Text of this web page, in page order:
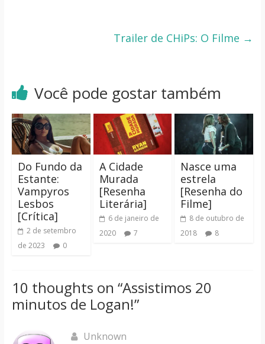
Trailer de CHiPs: O Filme →
Você pode gostar também
Do Fundo da
Estante:
Vampyros
Lesbos
[Crítica]
2 de setembro
de 2023
0
A Cidade
Murada
[Resenha
Literária]
6 de janeiro de
2020
7
Nasce uma
estrela
[Resenha do
Filme]
8 de outubro de
2018
8
10 thoughts on “Assistimos 20
minutos de Logan!”
Unknown